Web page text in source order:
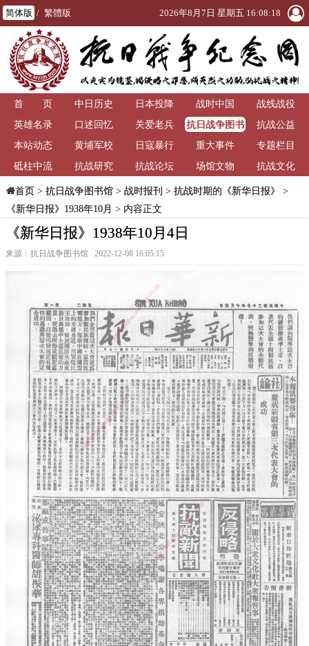
简体版 / 繁體版 2026年8月7日 星期五 16:08:19
首 页 中日历史 日本投降 战时中国
战线战役
英雄名录
口述回忆 关爱老兵
抗日战争图书
馆
抗战公益
本站动态
黄埔军校 日寇暴行 重大事件
专题栏目
砥柱中流
抗战研究 抗战论坛 场馆文物 抗战文化
首页> 抗日战争图书馆> 战时报刊 > 抗战时期的《新华日报》
>
《新华日报》1938年10月 > 内容正文
《新华日报》1938年10月4日
来源：抗日战争图书馆 2022-12-08 16:05:15